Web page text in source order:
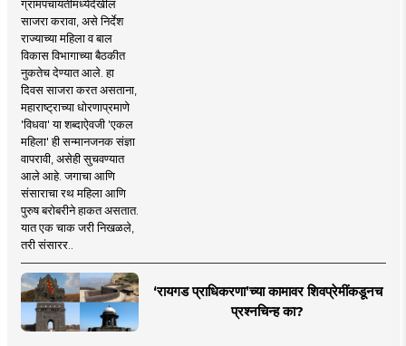
ग्रामपंचायतींमध्येदेखील
साजरा करावा, असे निर्देश
राज्याच्या महिला व बाल
विकास विभागाच्या बैठकीत
नुकतेच देण्यात आले. हा
दिवस साजरा करत असताना,
महाराष्ट्राच्या धोरणाप्रमाणे
'विधवा' या शब्दाऐवजी 'एकल
महिला' ही सन्मानजनक संज्ञा
वापरावी, असेही सुचवण्यात
आले आहे. जगाचा आणि
संसाराचा रथ महिला आणि
पुरुष बरोबरीने हाकत असतात.
यात एक चाक जरी निखळले,
तरी संसारर..
‘रायगड प्राधिकरणा’च्या कामावर शिवप्रेमींकडूनच
प्रश्नचिन्ह का?